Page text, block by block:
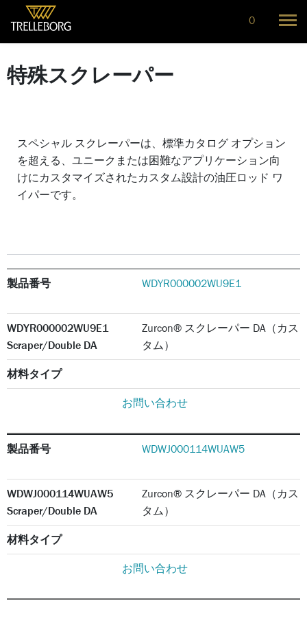
0
特殊スクレーパー
スペシャル スクレーパーは、標準カタログ オプション
を超える、ユニークまたは困難なアプリケーション向
けにカスタマイズされたカスタム設計の油圧ロッド ワ
イパーです。
製品番号 WDYR000002WU9E1
WDYR000002WU9E1
Scraper/Double DA
Zurcon® スクレーパー DA（カス
タム）
材料タイプ
お問い合わせ
製品番号 WDWJ000114WUAW5
WDWJ000114WUAW5
Scraper/Double DA
Zurcon® スクレーパー DA（カス
タム）
材料タイプ
お問い合わせ